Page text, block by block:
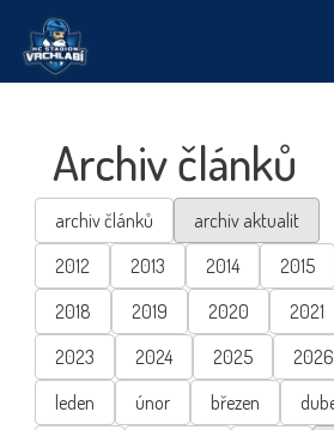
Archiv článků
archiv článků
archiv aktualit
2012
2013 2014 2015
2018
2019 2020 2021
2023
2024 2025
2026
leden
únor březen